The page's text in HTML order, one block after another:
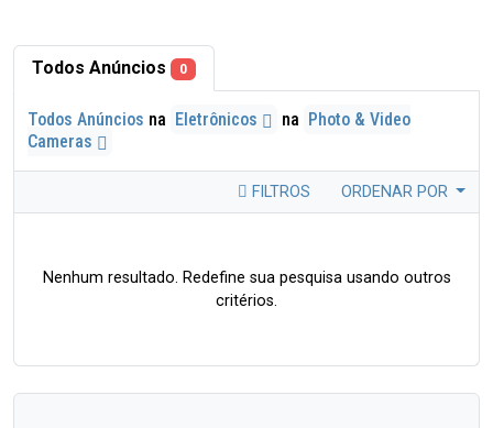
Todos Anúncios 0
Todos Anúncios na Eletrônicos na Photo & Video
Cameras
FILTROS ORDENAR POR
Nenhum resultado. Redefine sua pesquisa usando outros
critérios.